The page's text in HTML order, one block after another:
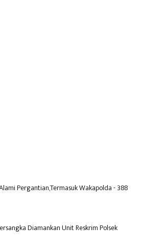
Pergantian,Termasuk Wakapolda- 388
Diamankan Unit Reskrim Polsek